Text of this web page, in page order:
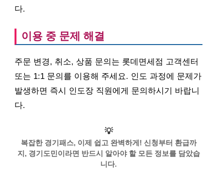
다.
이용 중 문제 해결
주문 변경, 취소, 상품 문의는 롯데면세점 고객센터
또는 1:1 문의를 이용해 주세요. 인도 과정에 문제가
발생하면 즉시 인도장 직원에게 문의하시기 바랍니
다.
💡
복잡한 경기패스, 이제 쉽고 완벽하게! 신청부터 환급까
지, 경기도민이라면 반드시 알아야 할 모든 정보를 담았습
니다.